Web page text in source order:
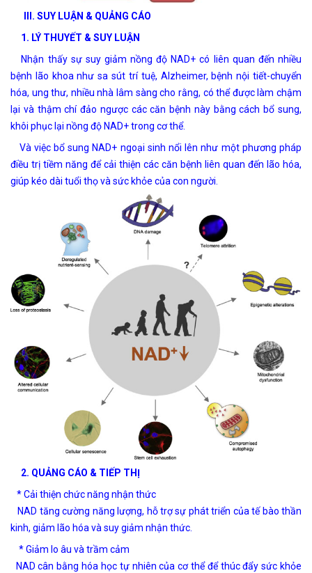
III. SUY LUẬN & QUẢNG CÁO
1. LÝ THUYẾT & SUY LUẬN
Nhận thấy sự suy giảm nồng độ NAD+ có liên quan đến nhiều
bệnh lão khoa như sa sút trí tuệ, Alzheimer, bệnh nội tiết-chuyển
hóa, ung thư, nhiều nhà lâm sàng cho rằng, có thể được làm chậm
lại và thậm chí đảo ngược các căn bệnh này bằng cách bổ sung,
khôi phục lại nồng độ NAD+ trong cơ thể.
Và việc bổ sung NAD+ ngoại sinh nổi lên như một phương pháp
điều trị tiềm năng để cải thiện các căn bệnh liên quan đến lão hóa,
giúp kéo dài tuổi thọ và sức khỏe của con người.
2. QUẢNG CÁO & TIẾP THỊ
* Cải thiện chức năng nhận thức
NAD tăng cường năng lượng, hỗ trợ sự phát triển của tế bào thần
kinh, giảm lão hóa và suy giảm nhận thức.
* Giảm lo âu và trầm cảm
NAD cân bằng hóa học tự nhiên của cơ thể để thúc đẩy sức khỏe